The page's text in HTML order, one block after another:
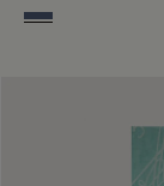
Soladite Blue